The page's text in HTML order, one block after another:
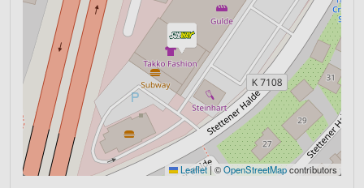
Leaflet| ©OpenStreetMapcontributors